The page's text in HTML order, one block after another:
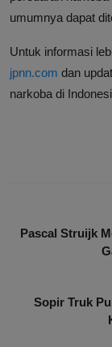
umumnya dapat
Untuk informasi
jpnn.com dan
narkoba di
Pascal Struijk
Sopir Truk